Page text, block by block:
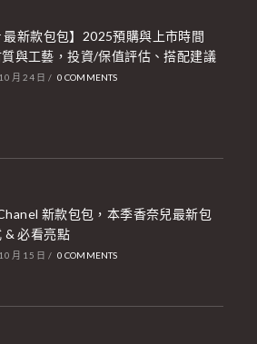
最新款包包】2025預購與上市時間
與工藝，投資/保值評估、搭配建議
月 24 日 / 0 COMMENTS
新款包包，本季香奈兒最新包
& 必看亮點
月 15 日 / 0 COMMENTS